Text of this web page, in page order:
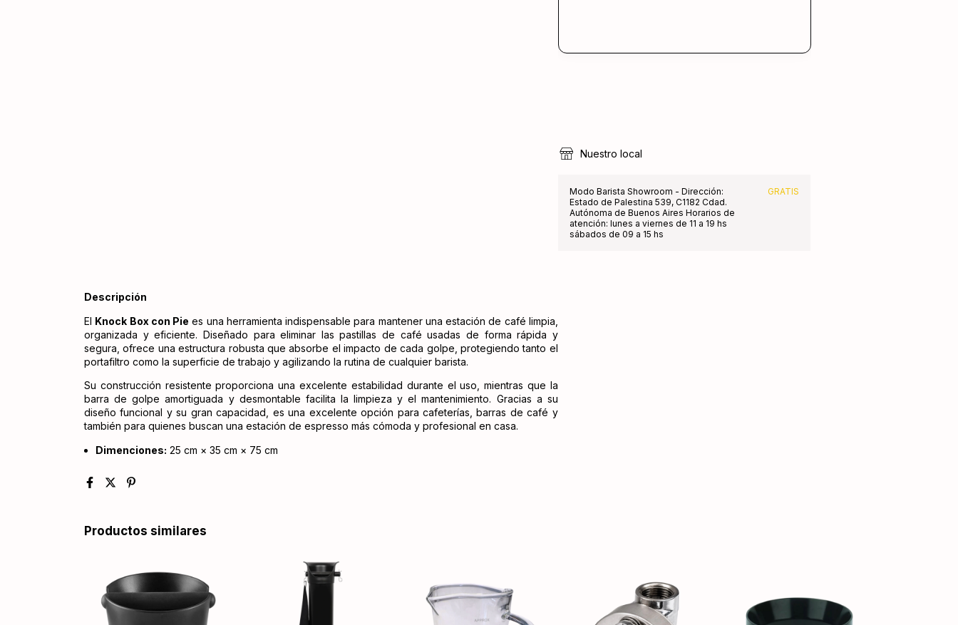
Nuestro local
Modo Barista Showroom - Dirección:
Estado de Palestina 539, C1182 Cdad.
Autónoma de Buenos Aires Horarios de
atención: lunes a viernes de 11 a 19 hs
sábados de 09 a 15 hs
GRATIS
Descripción
El Knock Box con Pie es una herramienta indispensable para mantener una estación de café limpia,
organizada y eficiente. Diseñado para eliminar las pastillas de café usadas de forma rápida y
segura, ofrece una estructura robusta que absorbe el impacto de cada golpe, protegiendo tanto el
portafiltro como la superficie de trabajo y agilizando la rutina de cualquier barista.
Su construcción resistente proporciona una excelente estabilidad durante el uso, mientras que la
barra de golpe amortiguada y desmontable facilita la limpieza y el mantenimiento. Gracias a su
diseño funcional y su gran capacidad, es una excelente opción para cafeterías, barras de café y
también para quienes buscan una estación de espresso más cómoda y profesional en casa.
Dimenciones: 25 cm × 35 cm × 75 cm
Productos similares